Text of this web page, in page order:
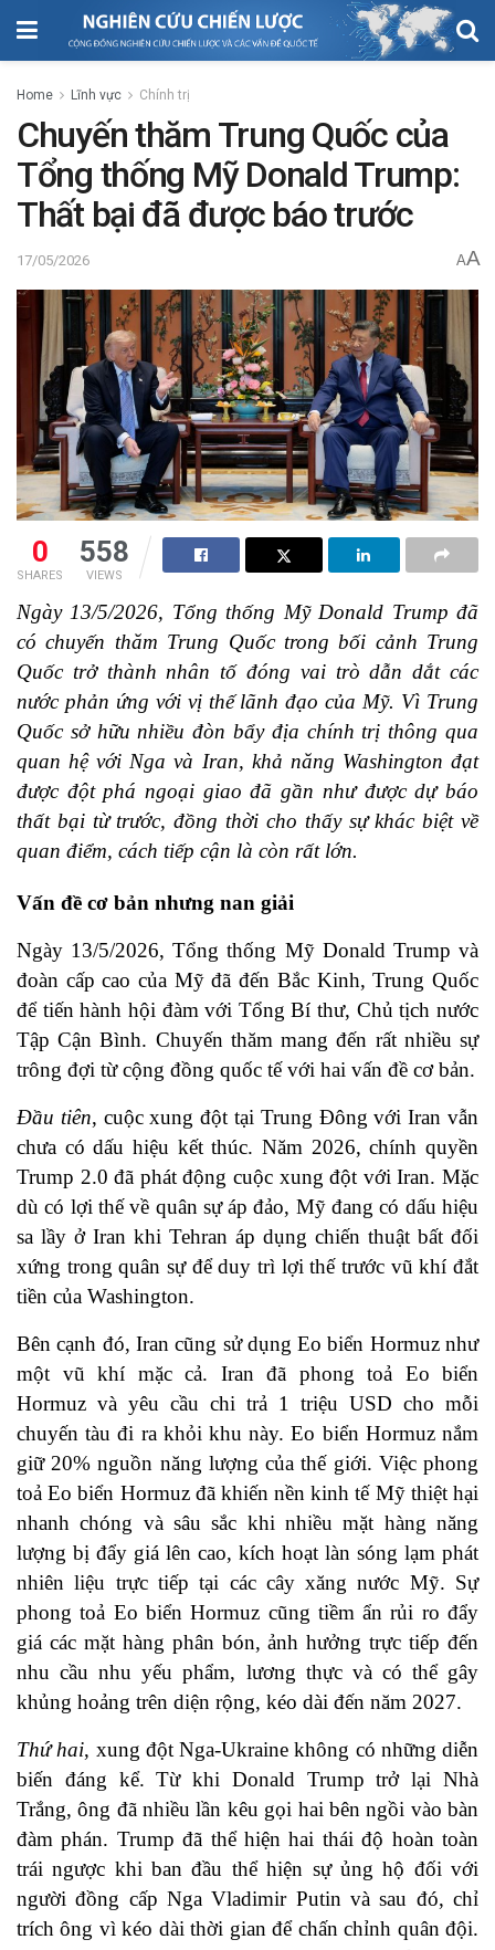
Home Lĩnh vực Chính trị
Chuyến thăm Trung Quốc của
Tổng thống Mỹ Donald Trump:
Thất bại đã được báo trước
17/05/2026 AA
0
SHARES
558
VIEWS
Ngày 13/5/2026, Tổng thống Mỹ Donald Trump đã
có chuyến thăm Trung Quốc trong bối cảnh Trung
Quốc trở thành nhân tố đóng vai trò dẫn dắt các
nước phản ứng với vị thế lãnh đạo của Mỹ. Vì Trung
Quốc sở hữu nhiều đòn bẩy địa chính trị thông qua
quan hệ với Nga và Iran, khả năng Washington đạt
được đột phá ngoại giao đã gần như được dự báo
thất bại từ trước, đồng thời cho thấy sự khác biệt về
quan điểm, cách tiếp cận là còn rất lớn.
Vấn đề cơ bản nhưng nan giải
Ngày 13/5/2026, Tổng thống Mỹ Donald Trump và
đoàn cấp cao của Mỹ đã đến Bắc Kinh, Trung Quốc
để tiến hành hội đàm với Tổng Bí thư, Chủ tịch nước
Tập Cận Bình. Chuyến thăm mang đến rất nhiều sự
trông đợi từ cộng đồng quốc tế với hai vấn đề cơ bản.
Đầu tiên, cuộc xung đột tại Trung Đông với Iran vẫn
chưa có dấu hiệu kết thúc. Năm 2026, chính quyền
Trump 2.0 đã phát động cuộc xung đột với Iran. Mặc
dù có lợi thế về quân sự áp đảo, Mỹ đang có dấu hiệu
sa lầy ở Iran khi Tehran áp dụng chiến thuật bất đối
xứng trong quân sự để duy trì lợi thế trước vũ khí đắt
tiền của Washington.
Bên cạnh đó, Iran cũng sử dụng Eo biển Hormuz như
một vũ khí mặc cả. Iran đã phong toả Eo biển
Hormuz và yêu cầu chi trả 1 triệu USD cho mỗi
chuyến tàu đi ra khỏi khu này.Eo biển Hormuz nắm
giữ 20% nguồn năng lượng của thế giới. Việc phong
toả Eo biển Hormuz đã khiến nền kinh tế Mỹ thiệt hại
nhanh chóng và sâu sắc khi nhiều mặt hàng năng
lượng bị đẩy giá lên cao, kích hoạt làn sóng lạm phát
nhiên liệu trực tiếp tại các cây xăng nước Mỹ. Sự
phong toả Eo biển Hormuz cũng tiềm ẩn rủi ro đẩy
giá các mặt hàng phân bón, ảnh hưởng trực tiếp đến
nhu cầu nhu yếu phẩm, lương thực và có thể gây
khủng hoảng trên diện rộng, kéo dài đến năm 2027.
Thứ hai, xung đột Nga-Ukraine không có những diễn
biến đáng kể. Từ khi Donald Trump trở lại Nhà
Trắng, ông đã nhiều lần kêu gọi hai bên ngồi vào bàn
đàm phán. Trump đã thể hiện hai thái độ hoàn toàn
trái ngược khi ban đầu thể hiện sự ủng hộ đối với
người đồng cấp Nga Vladimir Putin và sau đó, chỉ
trích ông vì kéo dài thời gian để chấn chỉnh quân đội.